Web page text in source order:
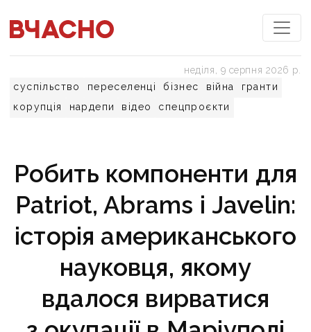
суспільство переселенці бізнес війна
гранти
корупція
нардепи відео спецпроєкти
неділя, 9 серпня 2026 р.
Робить компоненти для
Patriot, Abrams і Javelin:
історія американського
науковця, якому
вдалося вирватися